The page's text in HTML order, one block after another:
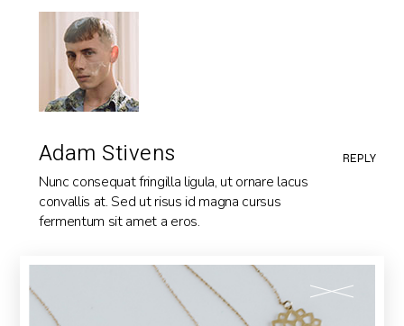
Adam Stivens
Nunc consequat fringilla ligula, ut ornare lacus
convallis at. Sed ut risus id magna cursus
fermentum sit amet a eros.
REPLY